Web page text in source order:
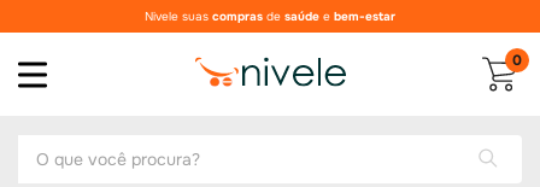
Parcelamos em até10x no cartão
0